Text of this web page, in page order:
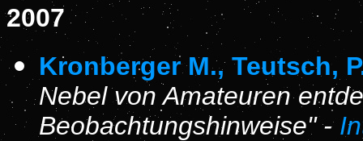
2007
Kronberger M., Teutsch,
Nebel von Amateuren
Beobachtungshinweise" -